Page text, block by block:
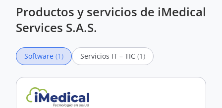
Productos y servicios de iMedical
Services S.A.S.
Software (1) Servicios IT – TIC (1)